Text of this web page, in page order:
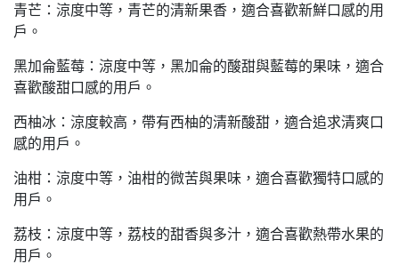
青芒：涼度中等，青芒的清新果香，適合喜歡新鮮口感的用
戶。
黑加侖藍莓：涼度中等，黑加侖的酸甜與藍莓的果味，適合
喜歡酸甜口感的用戶。
西柚冰：涼度較高，帶有西柚的清新酸甜，適合追求清爽口
感的用戶。
油柑：涼度中等，油柑的微苦與果味，適合喜歡獨特口感的
用戶。
荔枝：涼度中等，荔枝的甜香與多汁，適合喜歡熱帶水果的
用戶。